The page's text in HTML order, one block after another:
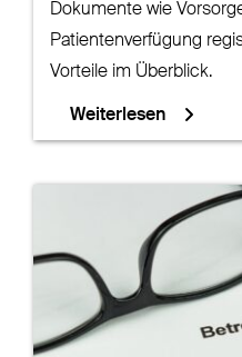
Dokumente wie
Patientenverfügung
Vorteile im Überblick.
Weiterlesen